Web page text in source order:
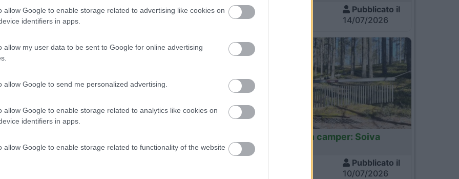
allow Google to enable storage related to advertising like cookies on
identifiers in apps.
allow my user data to be sent to Google for online advertising
allow Google to send me personalized advertising.
allow Google to enable storage related to analytics like cookies on
identifiers in apps.
allow Google to enable storage related to functionality of the website
- 06/05/2025 (11 giorni)
San Vito Lo Capo, Trapani, Erice, Marsala, Mazzara del
il03/06/2025
- 23/06/2024 (50 giorni)
Pubblicato il
14/07/2026
Finlandia in camper: Soiva
Pubblicato il
10/07/2026